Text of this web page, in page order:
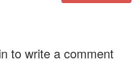
to write a comment